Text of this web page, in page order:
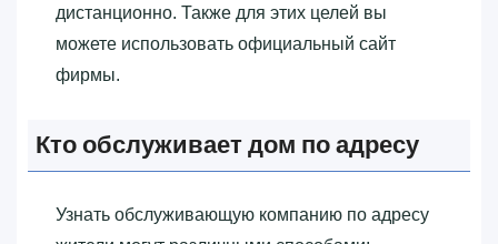
дистанционно. Также для этих целей вы
можете использовать официальный сайт
фирмы.
Кто обслуживает дом по адресу
Узнать обслуживающую компанию по адресу